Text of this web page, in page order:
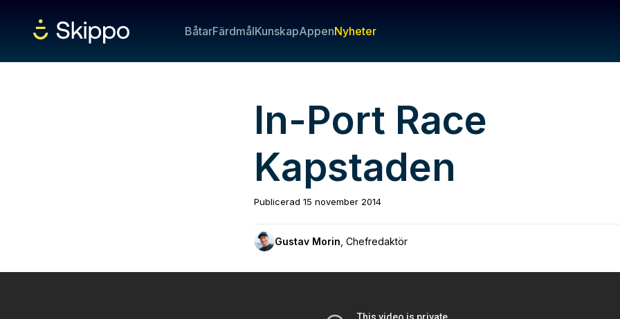
BåtarFärdmålKunskapAppenNyheter
In-Port Race
Kapstaden
Publicerad 15 november 2014
Gustav Morin Chefredaktör